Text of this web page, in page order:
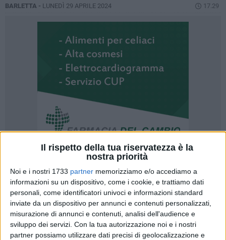
Il rispetto della tua riservatezza è la
nostra priorità
Noi e i nostri 1733 partner memorizziamo e/o accediamo a
informazioni su un dispositivo, come i cookie, e trattiamo dati
personali, come identificatori univoci e informazioni standard
inviate da un dispositivo per annunci e contenuti personalizzati,
misurazione di annunci e contenuti, analisi dell'audience e
sviluppo dei servizi. Con la tua autorizzazione noi e i nostri
partner possiamo utilizzare dati precisi di geolocalizzazione e
BARLETTA - LUNEDÌ 29 APRILE 2024 17.29
128
Sono in corso di identificazione da parte dei carabinieri i tre
giovani che, all'alba di oggi, quando stavano per scoccare le
cinque del mattino, hanno preso d'assalto un distributore